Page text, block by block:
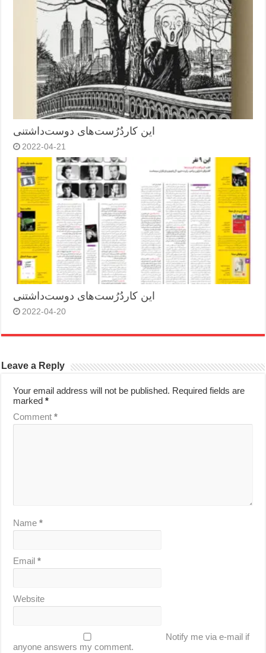
این کاردُرُست‌های دوست‌داشتنی
2022-04-21
این کاردُرُست‌های دوست‌داشتنی
2022-04-20
Leave a Reply
Your email address will not be published. Required fields are
marked*
Comment*
Name*
Email*
Website
Notify me via e-mail if
anyone answers my comment.